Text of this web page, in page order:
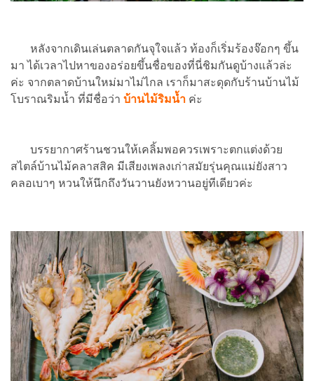
หลังจากเดินเล่นตลาดกันจุใจแล้ว ท้องก็เริ่มร้องจ๊อกๆ ขึ้น
มา ได้เวลาไปหาของอร่อยขึ้นชื่อของที่นี่ชิมกันดูบ้างแล้วล่ะ
ค่ะ จากตลาดบ้านใหม่มาไม่ไกล เราก็มาสะดุดกับร้านบ้านไม้
โบราณริมน้ำ ที่มีชื่อว่า บ้านไม้ริมน้ำ ค่ะ
บรรยากาศร้านชวนให้เคลิ้มพอควรเพราะตกแต่งด้วย
สไตล์บ้านไม้คลาสสิค มีเสียงเพลงเก่าสมัยรุ่นคุณแม่ยังสาว
คลอเบาๆ หวนให้นึกถึงวันวานยังหวานอยู่ทีเดียวค่ะ